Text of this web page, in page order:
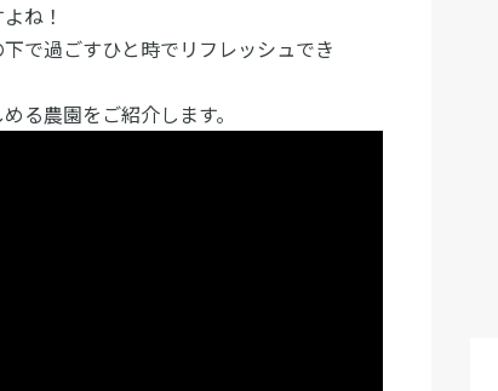
ね！
で過ごすひと時でリフレッシュでき
る農園をご紹介します。